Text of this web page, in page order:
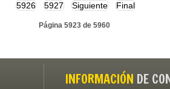
5926
5927 Siguiente Final
Página 5923 de 5960
INFORMACIÓN DE